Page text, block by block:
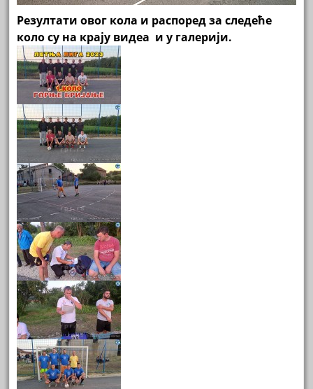
Резултати овог кола и распоред за следеће
коло су на крају видеа и у галерији.